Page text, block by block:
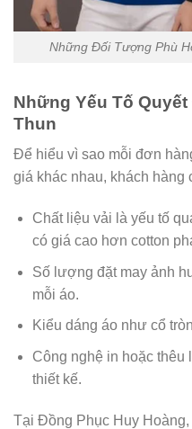
Những Đối Tượng Phù
Những Yếu Tố
Thun
Để hiểu vì sao mỗi đơn
giá khác nhau, khách hàng
Chất liệu vải là yếu tố
có giá cao hơn cotton
Số lượng đặt may ảnh
mỗi áo.
Kiểu dáng áo như cổ
Công nghệ in hoặc thêu
thiết kế.
Tại Đồng Phục Huy